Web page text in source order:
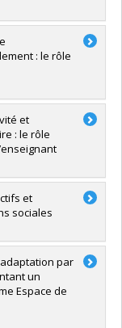
: le rôle
et
: le rôle
et
sociales
par
un
Espace de